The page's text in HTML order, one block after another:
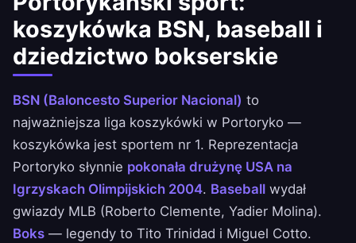
koszykówka BSN, baseball i
dziedzictwo bokserskie
BSN (Baloncesto Superior Nacional) to
najważniejsza liga koszykówki w Portoryko —
koszykówka jest sportem nr 1. Reprezentacja
Portoryko słynnie pokonała drużynę USA na
Igrzyskach Olimpijskich 2004. Baseball wydał
gwiazdy MLB (Roberto Clemente, Yadier Molina).
Boks — legendy to Tito Trinidad i Miguel Cotto.